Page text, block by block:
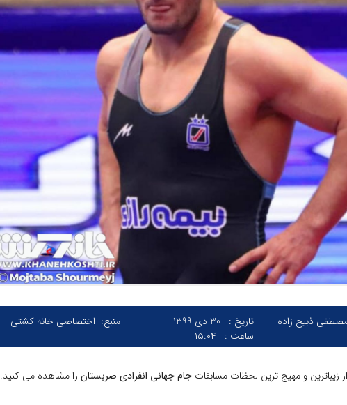
ذبیح زاده تاریخ :
30 دی 1399
ساعت :
۱۵:۰۴
منبع: اختصاصی خانه کشتی
زیباترین و مهیج ترین لحظات مسابقات جام جهانی انفرادی صربستان را مشاهده می کنید.